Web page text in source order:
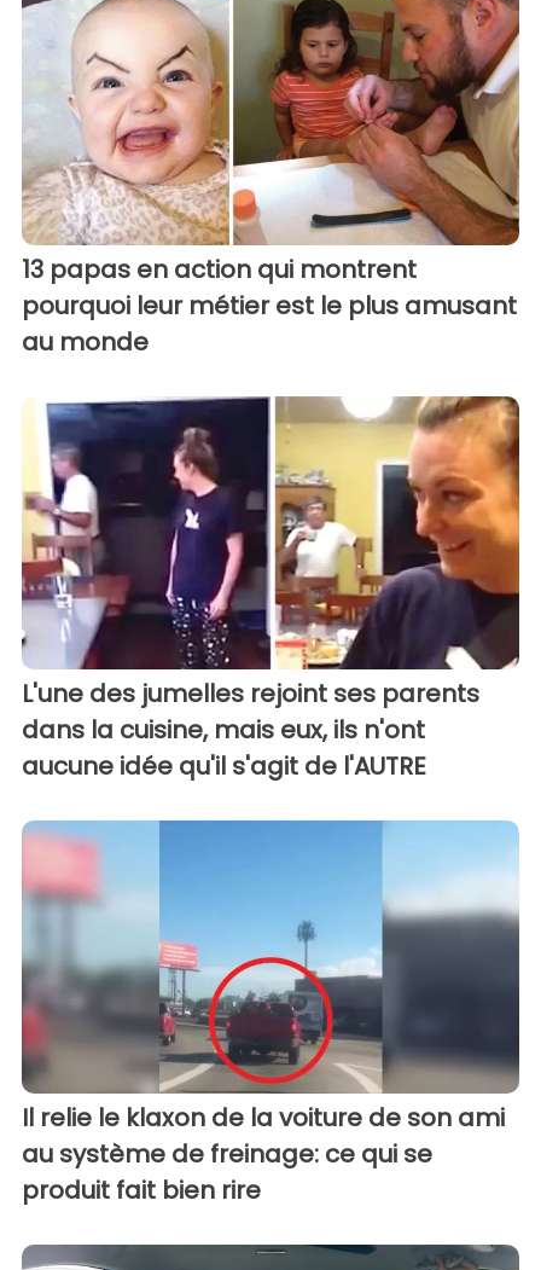
13 papas en action qui montrent
pourquoi leur métier est le plus amusant
au monde
L'une des jumelles rejoint ses parents
dans la cuisine, mais eux, ils n'ont
aucune idée qu'il s'agit de l'AUTRE
Il relie le klaxon de la voiture de son ami
au système de freinage: ce qui se
produit fait bien rire